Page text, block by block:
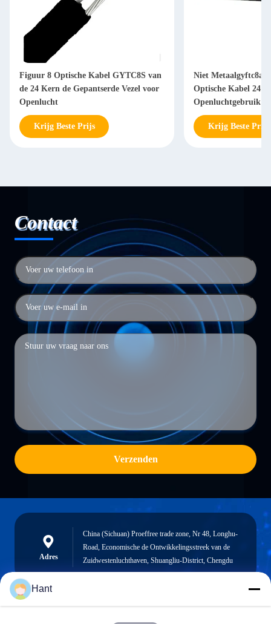
Figuur 8 Optische Kabel GYTC8S van
de 24 Kern de Gepantserde Vezel voor
Openlucht
Krijg Beste Prijs
Niet Metaalgyftc8a-
Optische Kabel 24
Openluchtgebruik
Krijg Beste Prijs
Contact
Verzenden
Adres
China (Sichuan) Proeffree trade zone, Nr 48, Longhu-
Road, Economische de Ontwikkelingsstreek van de
Zuidwestenluchthaven, Shuangliu-District, Chengdu
Sales03@chinafibercable.com
Hant